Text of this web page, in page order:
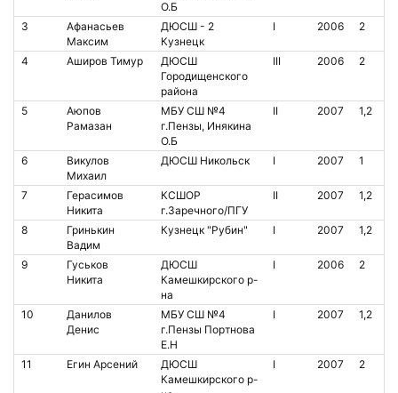
О.Б
3
Афанасьев
Максим
ДЮСШ - 2
Кузнецк
I 2006 2
4 Аширов Тимур
ДЮСШ
Городищенского
района
III 2006 2
5
Аюпов
Рамазан
МБУ СШ №4
г.Пензы, Инякина
О.Б
II 2007 1,2
6
Викулов
Михаил
ДЮСШ Никольск I 2007 1
7
Герасимов
Никита
КСШОР
г.Заречного/ПГУ
II 2007 1,2
8
Гринькин
Вадим
Кузнецк "Рубин" I 2007 1,2
9
Гуськов
Никита
ДЮСШ
Камешкирского р-
на
I 2006 2
10
Данилов
Денис
МБУ СШ №4
г.Пензы Портнова
Е.Н
I 2007 1,2
11 Егин Арсений
ДЮСШ
Камешкирского р-
I 2007 2